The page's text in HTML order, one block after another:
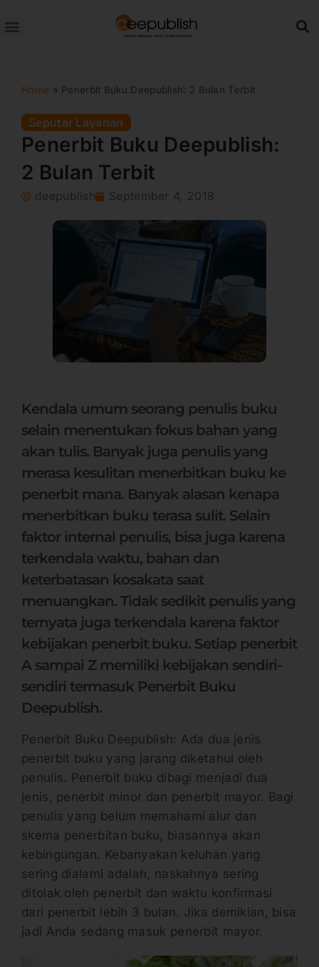
ke
Home » Penerbit Buku Deepublish: 2 Bulan Terbit
Seputar Layanan
Penerbit Buku Deepublish:
2 Bulan Terbit
deepublish September 4, 2018
Kendala umum seorang penulis buku
selain menentukan fokus bahan yang
akan tulis. Banyak juga penulis yang
merasa kesulitan menerbitkan buku ke
penerbit mana. Banyak alasan kenapa
menerbitkan buku terasa sulit. Selain
faktor internal penulis, bisa juga karena
terkendala waktu, bahan dan
keterbatasan kosakata saat
menuangkan. Tidak sedikit penulis yang
ternyata juga terkendala karena faktor
kebijakan penerbit buku. Setiap penerbit
A sampai Z memiliki kebijakan sendiri-
sendiri termasuk Penerbit Buku
Deepublish.
Penerbit Buku Deepublish: Ada dua jenis
penerbit buku yang jarang diketahui oleh
penulis. Penerbit buku dibagi menjadi dua
jenis, penerbit minor dan penerbit mayor. Bagi
penulis yang belum memahami alur dan
skema penerbitan buku, biasannya akan
kebingungan. Kebanyakan keluhan yang
sering dialami adalah, naskahnya sering
ditolak oleh penerbit dan waktu konfirmasi
dari penerbit lebih 3 bulan. Jika demikian, bisa
jadi Anda sedang masuk penerbit mayor.